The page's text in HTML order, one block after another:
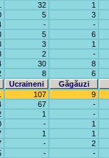
32
1
5
3
-
-
5
6
3
1
2
-
30
8
8
6
Ucraineni
Găgăuzi
107
9
67
-
1
-
-
1
1
1
-
2
-
-